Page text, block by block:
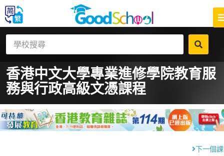
香港中文大學專業進修學院教育服
務與行政高級文憑課程
下一個